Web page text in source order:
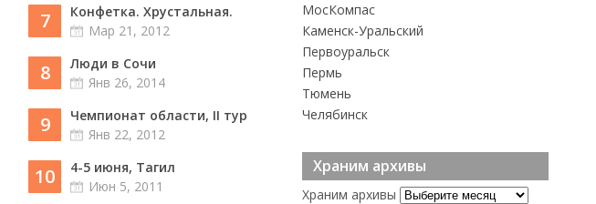
7
Конфетка. Хрустальная.
Мар 21, 2012
8
Люди в Сочи
Янв 26, 2014
9
Чемпионат области, II тур
Янв 22, 2012
10
4-5 июня, Тагил
Июн 5, 2011
MосКомпас
Каменск-Уральский
Первоуральск
Пермь
Тюмень
Челябинск
Храним архивы
Храним архивы